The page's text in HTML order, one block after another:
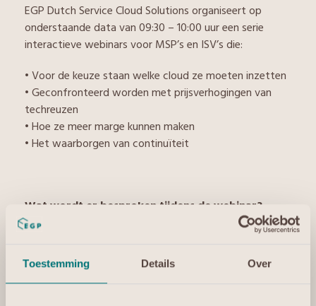
Toestemming Details Over
EGP Dutch Service Cloud Solutions organiseert op
onderstaande data van 09:30 – 10:00 uur een serie
interactieve webinars voor MSP’s en ISV’s die:
• Voor de keuze staan welke cloud ze moeten inzetten
• Geconfronteerd worden met prijsverhogingen van
techreuzen
• Hoe ze meer marge kunnen maken
• Het waarborgen van continuïteit
Wat wordt er besproken tijdens de webinar?
Afhankelijk van het betreffende onderwerp neemt
Reuver, CTO Piet Honkoop of business partner
development Carmen van Steijn -Olierook je mee in het